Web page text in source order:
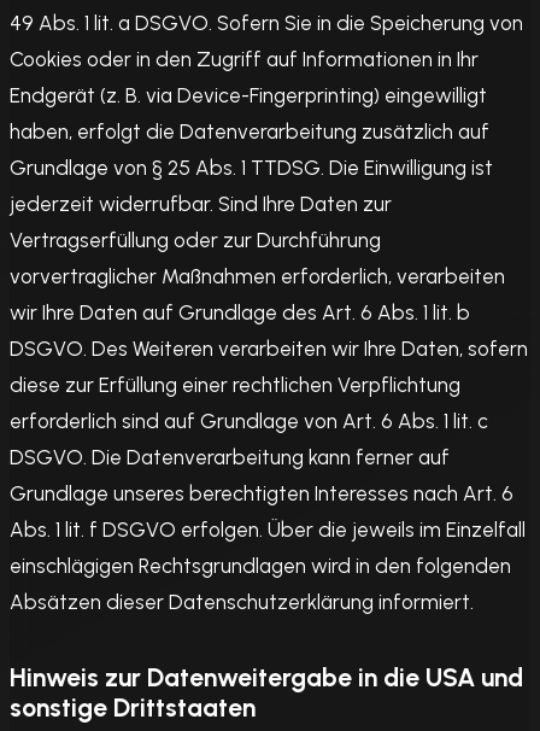
49 Abs. 1 lit. a DSGVO. Sofern Sie in die Speicherung von
Cookies oder in den Zugriff auf Informationen in Ihr
Endgerät (z. B. via Device-Fingerprinting) eingewilligt
haben, erfolgt die Datenverarbeitung zusätzlich auf
Grundlage von § 25 Abs. 1 TTDSG. Die Einwilligung ist
jederzeit widerrufbar. Sind Ihre Daten zur
Vertragserfüllung oder zur Durchführung
vorvertraglicher Maßnahmen erforderlich, verarbeiten
wir Ihre Daten auf Grundlage des Art. 6 Abs. 1 lit. b
DSGVO. Des Weiteren verarbeiten wir Ihre Daten, sofern
diese zur Erfüllung einer rechtlichen Verpflichtung
erforderlich sind auf Grundlage von Art. 6 Abs. 1 lit. c
DSGVO. Die Datenverarbeitung kann ferner auf
Grundlage unseres berechtigten Interesses nach Art. 6
Abs. 1 lit. f DSGVO erfolgen. Über die jeweils im Einzelfall
einschlägigen Rechtsgrundlagen wird in den folgenden
Absätzen dieser Datenschutzerklärung informiert.
Hinweis zur Datenweitergabe in die USA und
sonstige Drittstaaten